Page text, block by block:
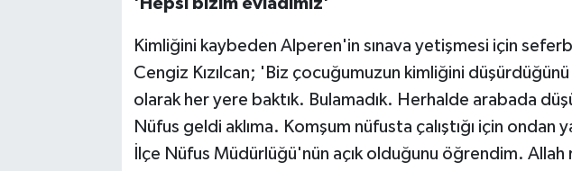
'Hepsi bizim evladımız'
Kimliğini kaybeden Alperen'in sınava yetişmesi için
Cengiz Kızılcan; 'Biz çocuğumuzun kimliğini
olarak her yere baktık. Bulamadık. Herhalde arabada
Nüfus geldi aklıma. Komşum nüfusta çalıştığı için ondan
İlçe Nüfus Müdürlüğü'nün açık olduğunu öğrendim. Allah